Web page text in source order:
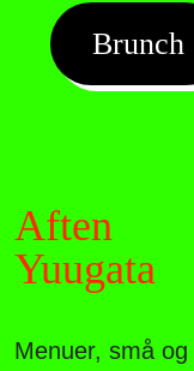
Brunch
Aften
Yuugata
Menuer, små